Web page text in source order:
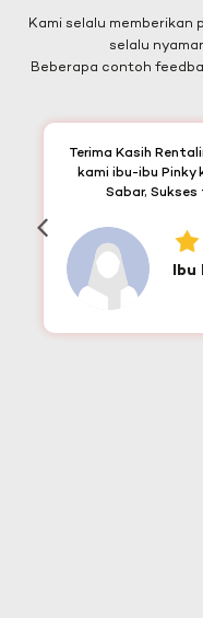
Kami selalu memberikan
selalu
Beberapa contoh
Terima Kasih
kami ibu-ibu Pinky
Sabar,